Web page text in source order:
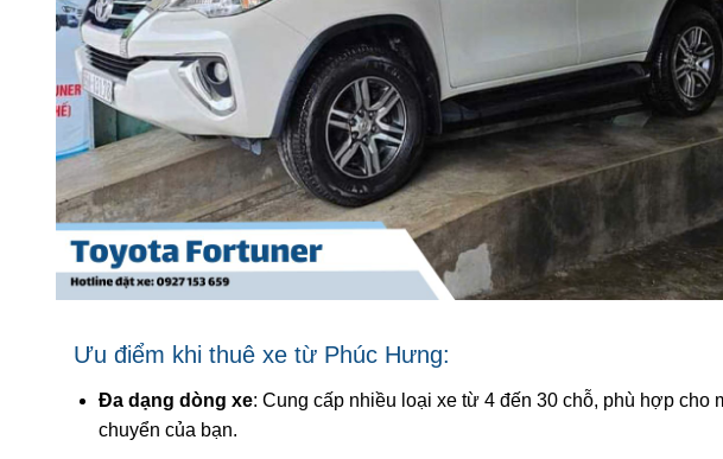
Ưu điểm khi thuê xe từ Phúc Hưng:
Đa dạng dòng xe: Cung cấp nhiều loại xe từ 4 đến 30 chỗ, phù hợp cho
chuyển của bạn.